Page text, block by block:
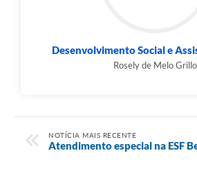
Desenvolvimento Social e
Rosely de Melo Grillo
NOTÍCIA MAIS RECENTE
Atendimento especial na ESF